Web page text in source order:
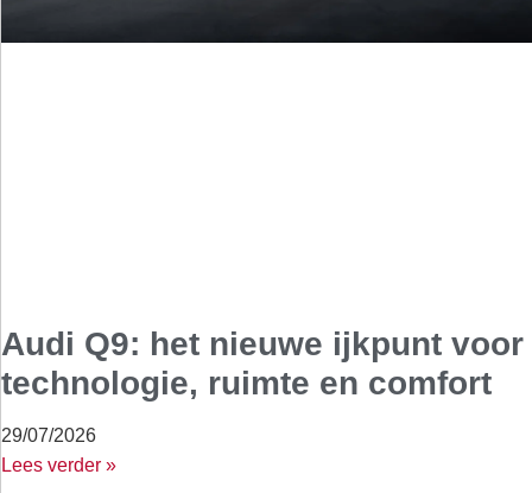
Audi Q9: het nieuwe ijkpunt voor
technologie, ruimte en comfort
29/07/2026
Lees verder »